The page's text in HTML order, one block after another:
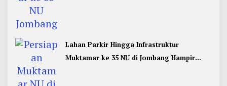
Lahan Parkir Hingga Infrastruktur
Muktamar ke 35 NU di Jombang Hampir